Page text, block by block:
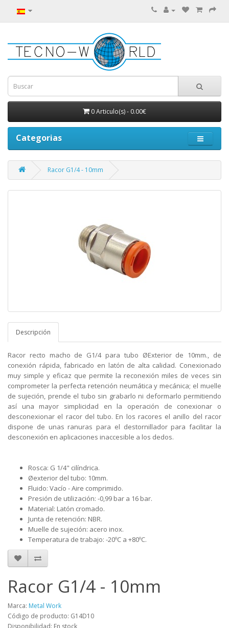
0 Articulo(s) - 0.00€
Categorias
Racor G1/4 - 10mm
Descripción
Racor recto macho de G1/4 para tubo ØExterior de 10mm., de
conexión rápida, fabricado en latón de alta calidad. Conexionado
muy simple y eficaz que permite la reconexión miles de veces sin
comprometer la perfecta retención neumática y mecánica; el muelle
de sujeción, prende el tubo sin grabarlo ni deformarlo permitiendo
así una mayor simplicidad en la operación de conexionar o
desconexionar el racor del tubo. En los racores el anillo del racor
dispone de unas ranuras para el destornillador para facilitar la
desconexión en aplicaciones inaccesible a los dedos.
Rosca: G 1/4" cilíndrica.
Øexterior del tubo: 10mm.
Fluido: Vacío - Aire comprimido.
Presión de utilización: -0,99 bar a 16 bar.
Material: Latón cromado.
Junta de retención: NBR.
Muelle de sujeción: acero inox.
Temperatura de trabajo: -20ºC a +80ºC.
Racor G1/4 - 10mm
Marca: Metal Work
Código de producto: G14D10
Disponibilidad: En stock